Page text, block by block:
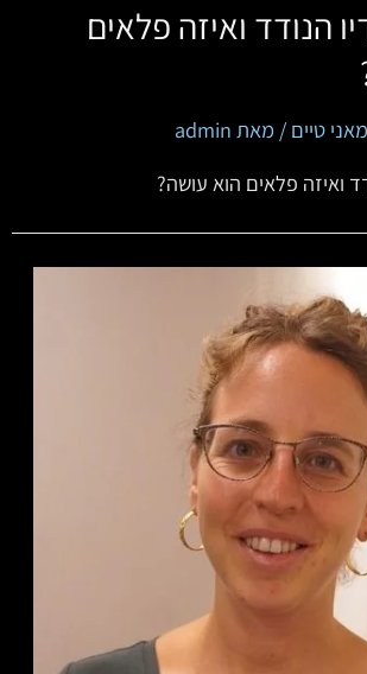
הנודד ואיזה פלאים
טיים / מאת admin
ואיזה פלאים הוא עושה?